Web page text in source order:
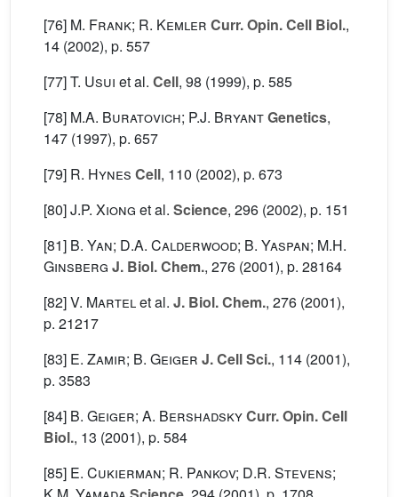
[76] M. Frank; R. Kemler Curr. Opin. Cell Biol.,
14 (2002), p. 557
[77]T. Usui et al. Cell, 98 (1999), p. 585
[78] M.A. Buratovich; P.J. BryantGenetics,
147 (1997), p. 657
[79] R. Hynes Cell, 110 (2002), p. 673
[80]J.P. Xiong et al. Science, 296 (2002), p. 151
[81] B. Yan; D.A. Calderwood; B. Yaspan; M.H.
Ginsberg J. Biol. Chem., 276 (2001), p. 28164
[82]V. Martelet al. J. Biol. Chem., 276 (2001),
p. 21217
[83] E. Zamir; B. Geiger J. Cell Sci., 114 (2001),
p. 3583
[84] B. Geiger; A. BershadskyCurr. Opin. Cell
Biol., 13 (2001), p. 584
[85] E. Cukierman; R. Pankov; D.R. Stevens;